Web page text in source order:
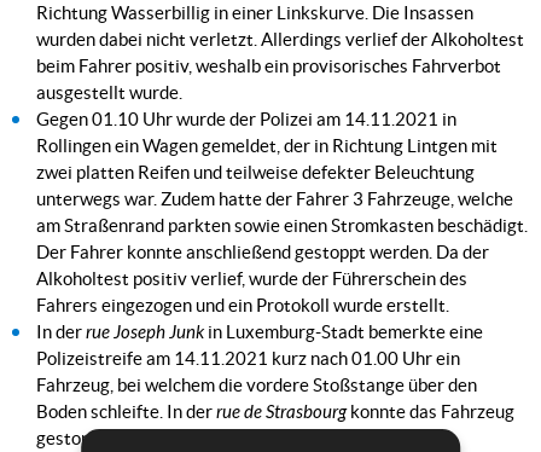
Richtung Wasserbillig in einer Linkskurve. Die Insassen
wurden dabei nicht verletzt. Allerdings verlief der Alkoholtest
beim Fahrer positiv, weshalb ein provisorisches Fahrverbot
ausgestellt wurde.
Gegen 01.10 Uhr wurde der Polizei am 14.11.2021 in
Rollingen ein Wagen gemeldet, der in Richtung Lintgen mit
zwei platten Reifen und teilweise defekter Beleuchtung
unterwegs war. Zudem hatte der Fahrer 3 Fahrzeuge, welche
am Straßenrand parkten sowie einen Stromkasten beschädigt.
Der Fahrer konnte anschließend gestoppt werden. Da der
Alkoholtest positiv verlief, wurde der Führerschein des
Fahrers eingezogen und ein Protokoll wurde erstellt.
In derrue Joseph Junk in Luxemburg-Stadt bemerkte eine
Polizeistreife am 14.11.2021 kurz nach 01.00 Uhr ein
Fahrzeug, bei welchem die vordere Stoßstange über den
Boden schleifte. In derrue de Strasbourgkonnte das Fahrzeug
gestoppt werden. Der Fahrer zeigte bei der Kontrolle